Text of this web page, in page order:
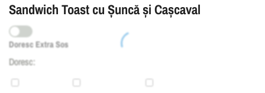
Sandwich Toast cu Șuncă și Cașcaval
Doresc Extra Sos
Doresc: